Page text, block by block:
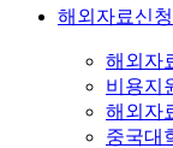
해외자료신
해외자
비용지
해외자
중국대